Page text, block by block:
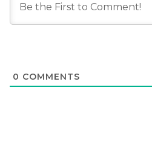
0 COMMENTS